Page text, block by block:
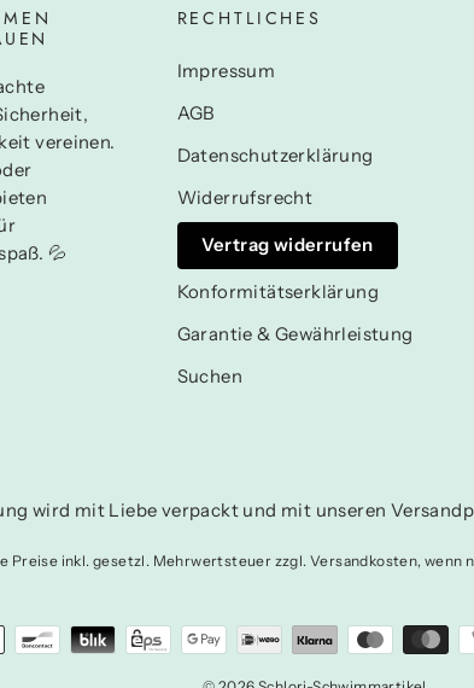
vereinen.
💦
RECHTLICHES
Impressum
AGB
Datenschutzerklärung
Widerrufsrecht
Vertrag widerrufen
Konformitätserklärung
Garantie & Gewährleistung
Suchen
wird mit Liebe verpackt und mit unseren
Preise inkl. gesetzl. Mehrwertsteuer zzgl. Versandkosten, wenn